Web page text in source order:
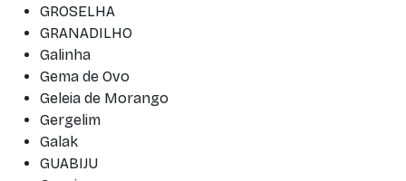
GROSELHA
GRANADILHO
Galinha
Gema de Ovo
Geleia de Morango
Gergelim
Galak
GUABIJU